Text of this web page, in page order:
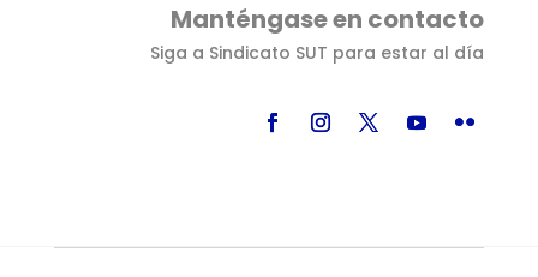
Manténgase en contacto
Siga a Sindicato SUT para estar al día